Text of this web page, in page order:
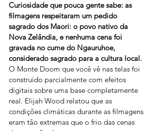
Curiosidade que pouca gente sabe: as
filmagens respeitaram um pedido
sagrado dos Maori: o povo nativo da
Nova Zelândia, e nenhuma cena foi
gravada no cume do Ngauruhoe,
considerado sagrado para a cultura local.
O Monte Doom que você vê nas telas foi
construído parcialmente com efeitos
digitais sobre uma base completamente
real. Elijah Wood relatou que as
condições climáticas durante as filmagens
eram tão extremas que o frio das cenas